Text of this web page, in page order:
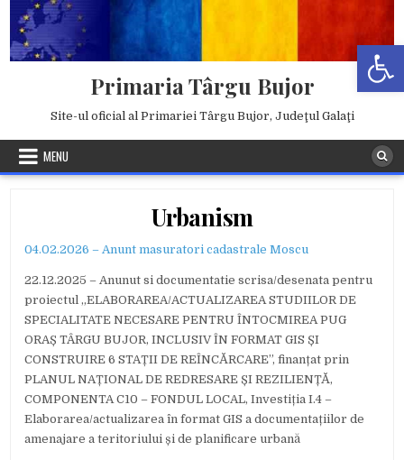
content
Primaria Târgu Bujor
Site-ul oficial al Primariei Târgu Bujor, Judeţul Galaţi
MENU
Urbanism
04.02.2026 – Anunt masuratori cadastrale Moscu
22.12.2025 – Anunut si documentatie scrisa/desenata pentru
proiectul „ELABORAREA/ACTUALIZAREA STUDIILOR DE
SPECIALITATE NECESARE PENTRU ÎNTOCMIREA PUG
ORAȘ TÂRGU BUJOR, INCLUSIV ÎN FORMAT GIS ȘI
CONSTRUIRE 6 STAȚII DE REÎNCĂRCARE”, finanțat prin
PLANUL NAȚIONAL DE REDRESARE ȘI REZILIENȚĂ,
COMPONENTA C10 – FONDUL LOCAL, Investiția I.4 –
Elaborarea/actualizarea în format GIS a documentațiilor de
amenajare a teritoriului și de planificare urbană